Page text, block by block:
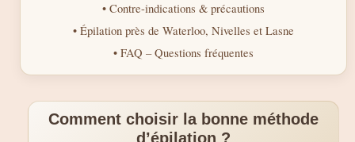
• Contre-indications & précautions
• Épilation près de Waterloo, Nivelles et Lasne
• FAQ – Questions fréquentes
Comment choisir la bonne méthode
d’épilation ?